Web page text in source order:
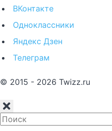
ВКонтакте
Одноклассники
Яндекс Дзен
Телеграм
© 2015 - 2026 Twizz.ru